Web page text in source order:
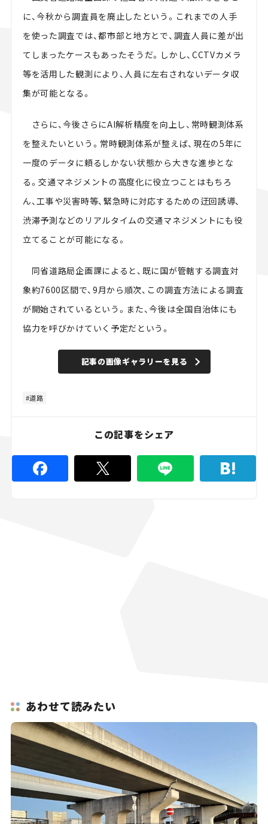
に、今秋から調査員を廃止したという。これまでの人手
を使った調査では、都市部と地方とで、調査人員に差が出
てしまったケースもあったそうだ。しかし、CCTVカメラ
等を活用した観測により、人員に左右されないデータ収
集が可能となる。
さらに、今後さらにAI解析精度を向上し、常時観測体系
を整えたいという。常時観測体系が整えば、現在の5年に
一度のデータに頼るしかない状態から大きな進歩とな
る。交通マネジメントの高度化に役立つことはもちろ
ん、工事や災害時等、緊急時に対応するための迂回誘導、
渋滞予測などのリアルタイムの交通マネジメントにも役
立てることが可能になる。
同省道路局企画課によると、既に国が管轄する調査対
象約7600区間で、9月から順次、この調査方法による調査
が開始されているという。また、今後は全国自治体にも
協力を呼びかけていく予定だという。
記事の画像ギャラリーを見る
道路
この記事をシェア
あわせて読みたい